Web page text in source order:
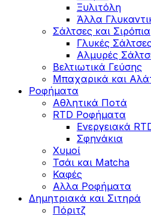
Ξυλιτόλη
Άλλα
Σάλτσες και Σιρόπια
Γλυκές
Αλμυρές
Bελτιωτικά Γεύσης
Μπαχαρικά και
Ροφήματα
Αθλητικά Ποτά
RTD Ροφήματα
Ενεργειακά
Σφηνάκια
Χυμοί
Τσάι και Matcha
Καφές
Αλλα Ροφήματα
Δημητριακά και Σιτηρά
Πόριτζ